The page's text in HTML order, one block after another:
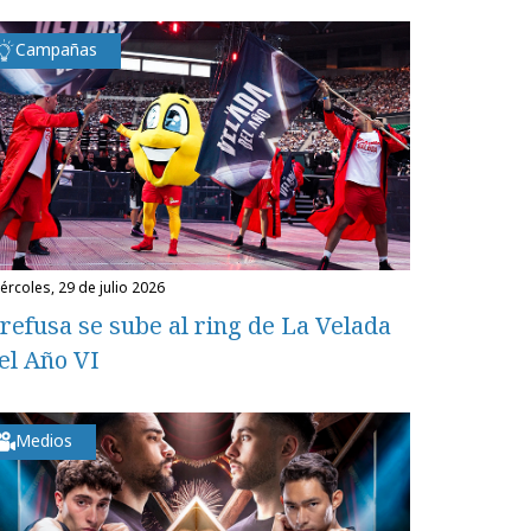
Campañas
29 de julio 2026
se sube al ring de La Velada
Año VI
Medios